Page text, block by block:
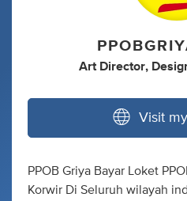
Art Director,
Visit
PPOB Griya Bayar Loket
Korwir Di Seluruh wilayah